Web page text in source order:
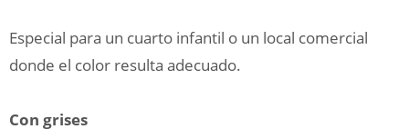
Especial para un cuarto infantil o un local comercial
donde el color resulta adecuado.
Con grises